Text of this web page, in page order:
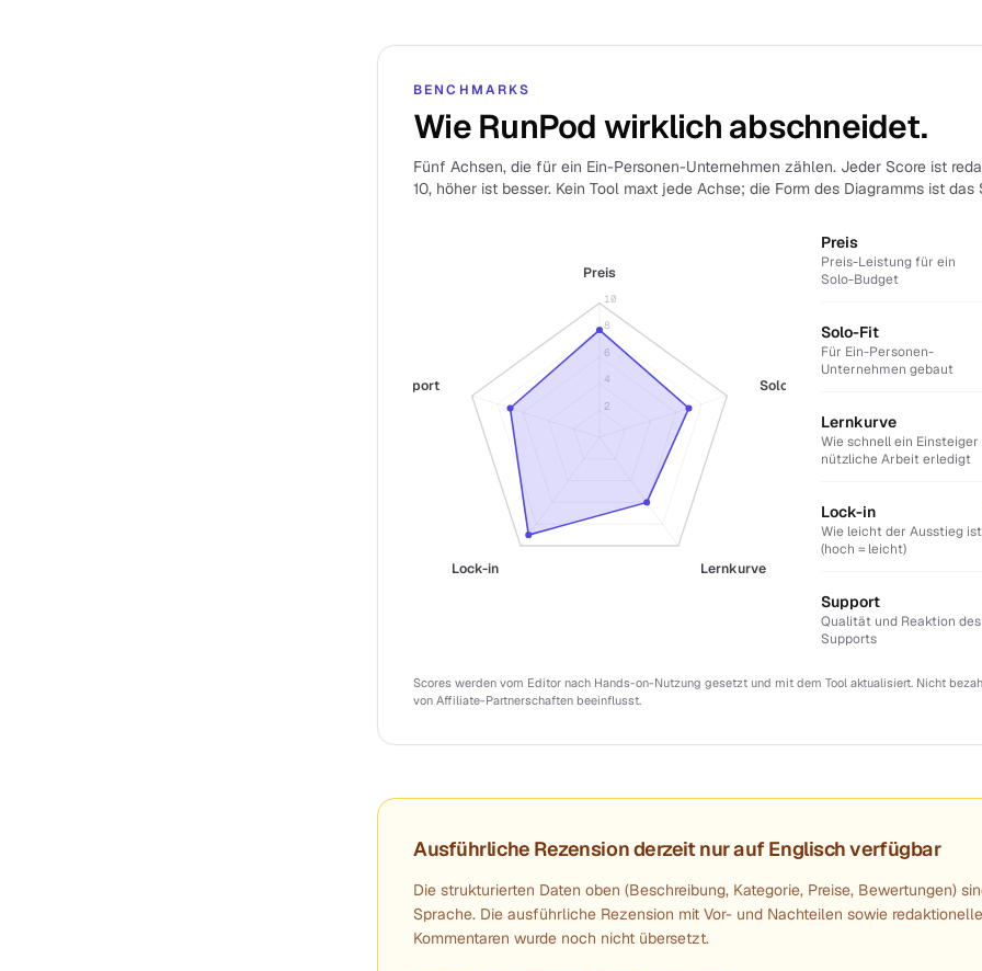
BENCHMARKS
Wie RunPod wirklich abschneidet.
Fünf Achsen, die für ein Ein-Personen-Unternehmen zählen. Jeder Score ist
10, höher ist besser. Kein Tool maxt jede Achse; die Form des Diagramms ist das
2
4
6
8
10
Preis
Solo-Fit
Lernkurve
Lock-in
Support
Preis
Preis-Leistung für ein
Solo-Budget
Solo-Fit
Für Ein-Personen-
Unternehmen gebaut
Lernkurve
Wie schnell ein Einsteiger
nützliche Arbeit erledigt
Lock-in
Wie leicht der Ausstieg ist
(hoch = leicht)
Support
Qualität und Reaktion des
Supports
Scores werden vom Editor nach Hands-on-Nutzung gesetzt und mit dem Tool aktualisiert. Nicht
von Affiliate-Partnerschaften beeinflusst.
Ausführliche Rezension derzeit nur auf Englisch verfügbar
Die strukturierten Daten oben (Beschreibung, Kategorie, Preise, Bewertungen)
Sprache. Die ausführliche Rezension mit Vor- und Nachteilen sowie
Kommentaren wurde noch nicht übersetzt.